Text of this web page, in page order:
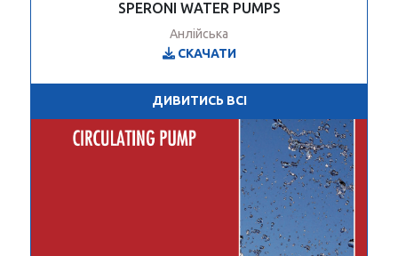
SPERONI WATER PUMPS
Анлійська
СКАЧАТИ
ДИВИТИСЬ ВСІ